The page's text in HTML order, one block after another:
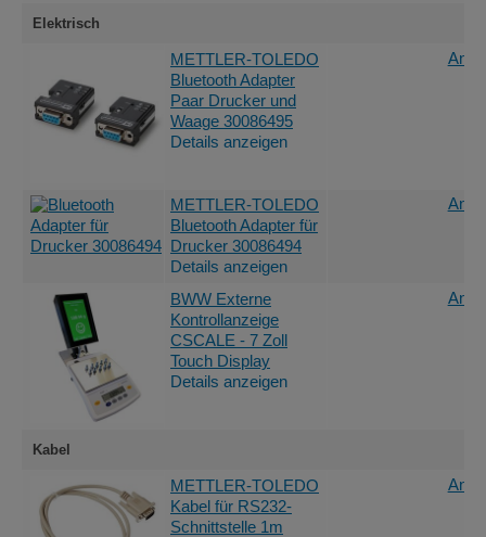
Elektrisch
METTLER-TOLEDO
Bluetooth Adapter
Paar Drucker und
Waage 30086495
Details anzeigen
METTLER-TOLEDO
Bluetooth Adapter für
Drucker 30086494
Details anzeigen
BWW Externe
Kontrollanzeige
CSCALE - 7 Zoll
Touch Display
Details anzeigen
Kabel
METTLER-TOLEDO
Kabel für RS232-
Schnittstelle 1m